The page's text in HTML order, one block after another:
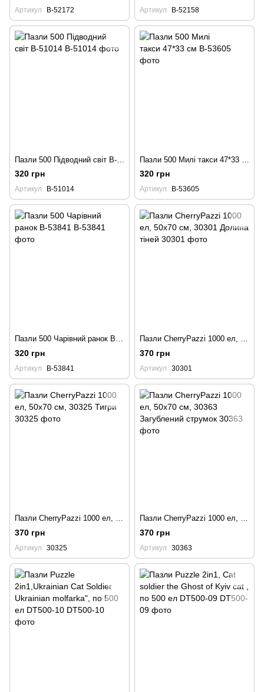
Артикул B-52172 Артикул B-52158
320 грн
Артикул B-51014
320 грн
Артикул B-53605
Пазли 500 Чарівний ранок B-53841
320 грн
Артикул B-53841
Пазли CherryPazzi 1000 ел, 50х70 см, 30301 Долина тіней
370 грн
Артикул 30301
370 грн
Артикул 30325
370 грн
Артикул 30363